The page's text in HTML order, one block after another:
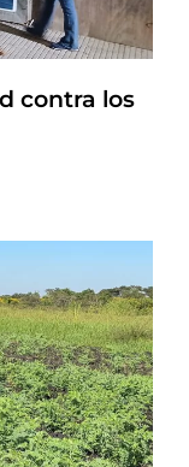
contra los